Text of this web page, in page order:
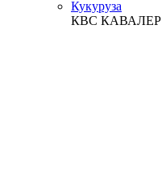
Кукуруза
КВС КАВАЛЕР